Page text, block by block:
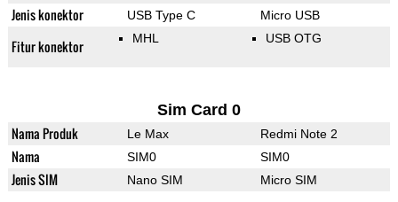
Jenis konektor USB Type C Micro USB
Fitur konektor MHL USB OTG
Sim Card 0
Nama Produk Le Max Redmi Note 2
Nama SIM0 SIM0
Jenis SIM Nano SIM Micro SIM